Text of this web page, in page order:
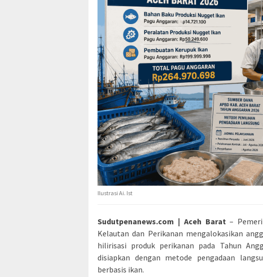
Ilustrasi Ai. Ist
Sudutpenanews.com | Aceh Barat–
Kelautan dan Perikanan mengalokasikan
hilirisasi produk perikanan pada Tahun
disiapkan dengan metode pengadaan
berbasis ikan.